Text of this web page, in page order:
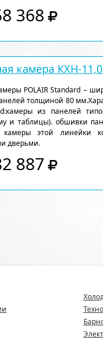
368
камера КХН-
POLAIR Standard –
толщиной 80
из панелей
и таблицы). обшивки
камеры этой линейки
дверьми.
887